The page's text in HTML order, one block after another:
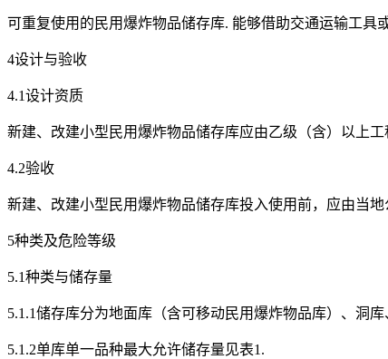
可重复使用的民用爆炸物品储存库. 能够借助交通运输工
4设计与验收
4.1设计资质
新建、改建小型民用爆炸物品储存库应由乙级（含）以上
4.2验收
新建、改建小型民用爆炸物品储存库投入使用前，应由当
5种类及危险等级
5.1种类与储存量
5.1.1储存库分为地面库（含可移动民用爆炸物品库）、洞库
5.1.2单库单一品种最大允许储存量见表1.